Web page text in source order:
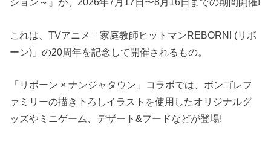
これは、TVアニメ「家庭教師ヒットマンREBORN! (リボ
ーン)」の20周年を記念して開催されるもの。
「リボーン × ナンジャタウン」コラボでは、ボンゴレフ
ァミリーの描き下ろしイラストを使用したオリジナルグ
ッズやミニゲーム、デザート&フードなどが登場!